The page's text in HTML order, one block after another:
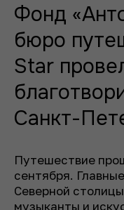
Фонд
бюро
Star
Санкт-
Путешествие
сентября.
Северной
музыканты и